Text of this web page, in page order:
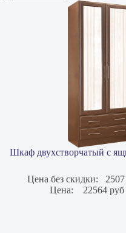
Шкаф двухстворчатый с
Цена без скидки:
Цена:
22564 руб